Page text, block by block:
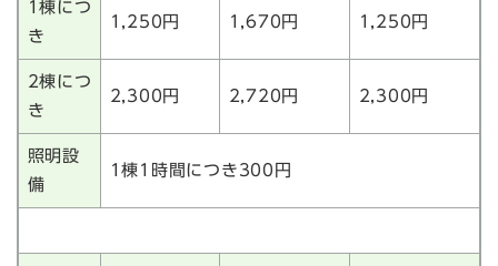
1棟につ
き
1,250円 1,670円 1,250円
2棟につ
き
2,300円 2,720円 2,300円
照明設
備
1棟1時間につき300円